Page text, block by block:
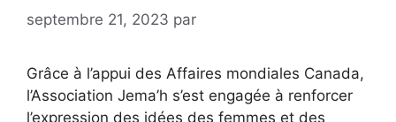
septembre 21, 2023 par
Grâce à l’appui des Affaires mondiales Canada,
l’Association Jema’h s’est engagée à renforcer
l’expression des idées des femmes et des